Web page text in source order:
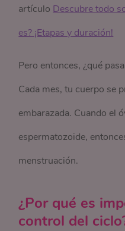
artículo Descubre todo
es? ¡Etapas y duración!
Pero entonces, ¿qué
Cada mes, tu cuerpo se
embarazada. Cuando el
espermatozoide,
menstruación.
¿Por qué es
control del